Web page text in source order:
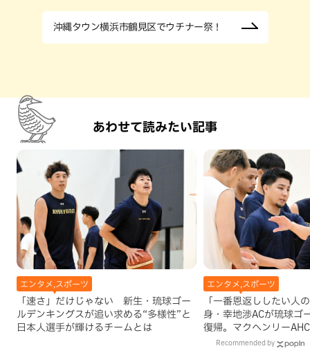
沖縄タウン横浜市鶴見区でウチナー祭！
あわせて読みたい記事
エンタメ,スポーツ
「速さ」だけじゃない 新生・琉球ゴー
ルデンキングスが追い求める“多様性”と
日本人選手が輝けるチームとは
エンタメ,スポーツ
「一番恩返ししたい人
身・幸地渉ACが琉球ゴ
復帰。マクヘンリー
理由Recommended by